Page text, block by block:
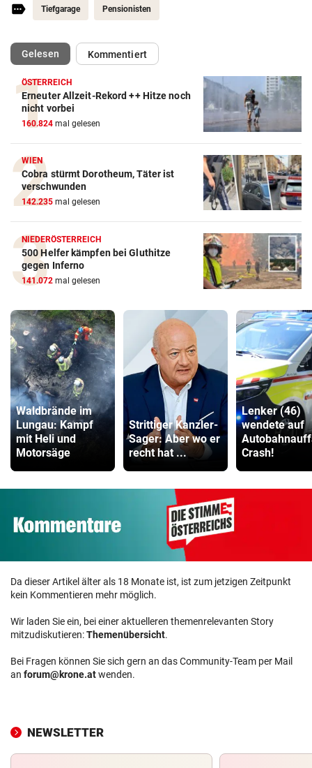
Tiefgarage Pensionisten
Gelesen(ausgewählt)Kommentiert
ÖSTERREICH
Erneuter Allzeit-Rekord ++ Hitze noch
nicht vorbei
160.824 mal gelesen
WIEN
Cobra stürmt Dorotheum, Täter ist
verschwunden
142.235 mal gelesen
NIEDERÖSTERREICH
500 Helfer kämpfen bei Gluthitze
gegen Inferno
141.072 mal gelesen
Waldbrände im
Lungau: Kampf
mit Heli und
Motorsäge
Strittiger Kanzler-
Sager: Aber wo er
recht hat ...
Lenker (46)
wendete auf
Crash!
Da dieser Artikel älter als 18 Monate ist, ist zum jetzigen Zeitpunkt
kein Kommentieren mehr möglich.
Wir laden Sie ein, bei einer aktuelleren themenrelevanten Story
mitzudiskutieren:Themenübersicht.
Bei Fragen können Sie sich gern an das Community-Team per Mail
an forum@krone.atwenden.
NEWSLETTER